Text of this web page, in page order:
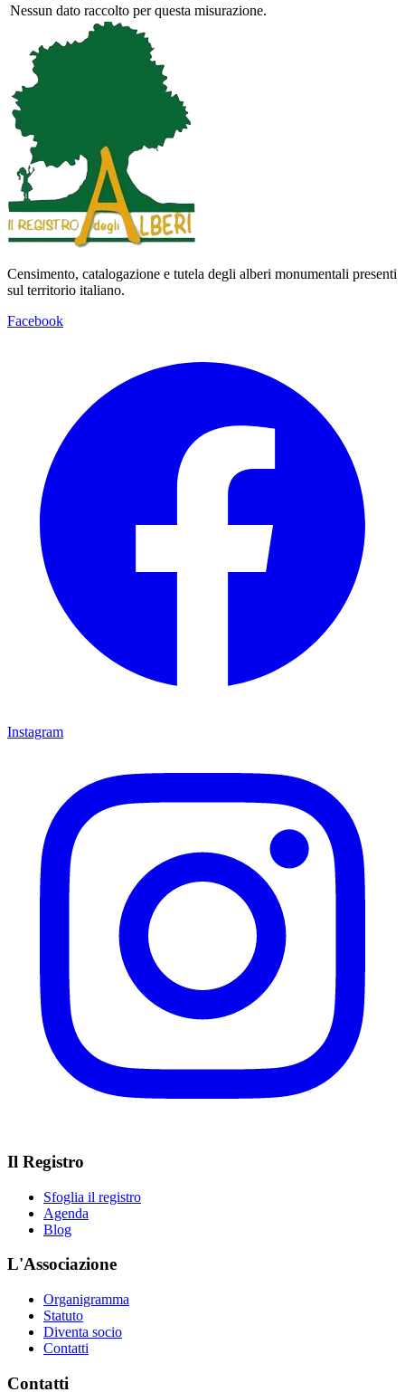
Nessun dato raccolto per questa misurazione.
Censimento, catalogazione e tutela degli alberi monumentali presenti
sul territorio italiano.
Facebook
Instagram
Il Registro
Sfoglia il registro
Agenda
Blog
L'Associazione
Organigramma
Statuto
Diventa socio
Contatti
Contatti